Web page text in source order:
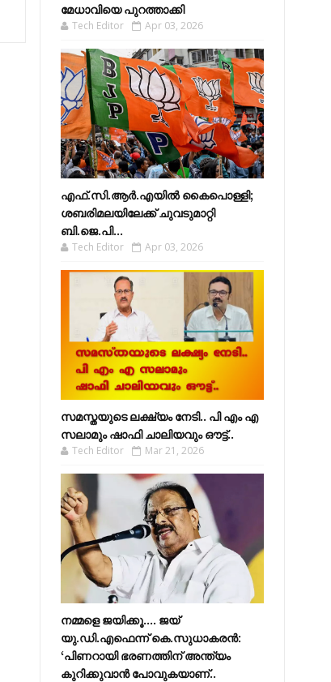
മേധാവിയെ പുറത്താക്കി
Tech Editor Apr 03, 2026
എഫ്​.സി.ആർ.എയിൽ കൈപൊള്ളി;
ശബരിമലയിലേക്ക്​ ചുവടുമാറ്റി
ബി.ജെ.പി...
Tech Editor Apr 03, 2026
സമസ്തയുടെ ലക്ഷ്യം നേടി.. പി എം എ
സലാമും ഷാഫി ചാലിയവും ഔട്ട്..
Tech Editor Mar 21, 2026
നമ്മളെ ജയിക്കൂ.... ജയ്
യു.ഡി.എഫെന്ന് കെ.സുധാകരൻ:
‘പിണറായി ഭരണത്തിന് അന്ത്യം
കുറിക്കുവാൻ പോവുകയാണ്..